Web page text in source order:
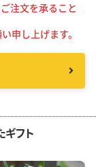
注文を承ること
申し上げます。
フト